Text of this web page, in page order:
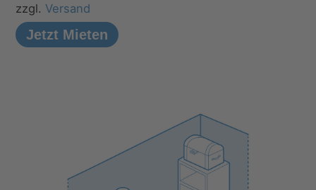
zzgl.Versand
Jetzt Mieten